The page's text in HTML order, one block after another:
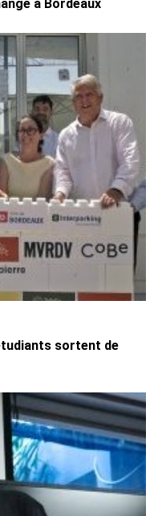
à Bordeaux
sortent de